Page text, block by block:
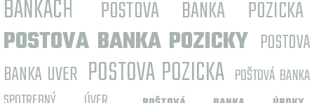
BANKÁCH
POSTOVA BANKA POZICKA
POSTOVA BANKA POZICKY POSTOVA
BANKA UVER POSTOVA POZICKA POŠTOVÁ BANKA